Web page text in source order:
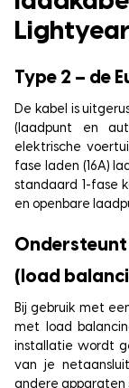
Lightyear
Type 2 – de
De kabel is
(laadpunt en
elektrische
fase laden (16A)
standaard 1-fase
en openbare
(load
Bij gebruik met
met load
installatie wordt
van je
andere apparaten